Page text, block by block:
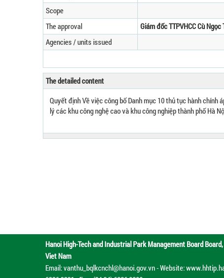
Scope
The approval
Giám đốc TTPVHCC Cù Ngọc
Agencies / units issued
The detailed content
Quyết định Về việc công bố Danh mục 10 thủ tục hành chính
lý các khu công nghệ cao và khu công nghiệp thành phố Hà
Hanoi High-Tech and Industrial Park Management Board Board,
Viet Nam
Email: vanthu_bqlkcnchl@hanoi.gov.vn - Website: